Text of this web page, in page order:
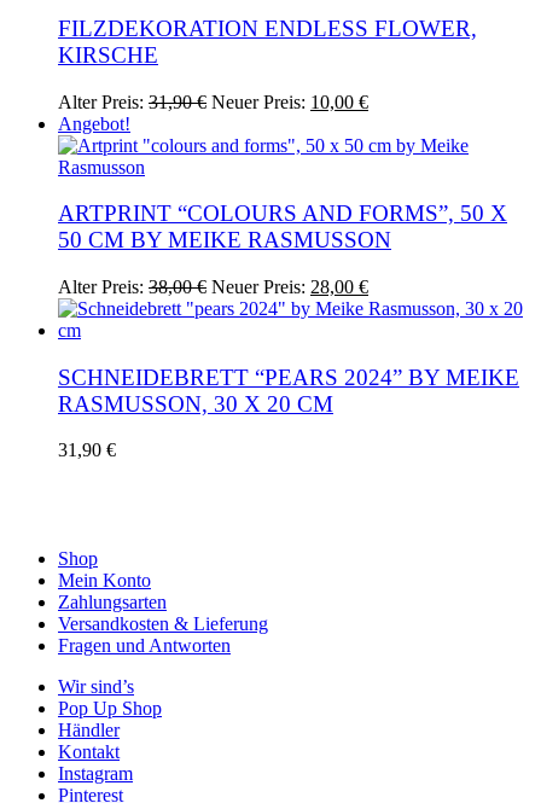
FILZDEKORATION ENDLESS FLOWER,
KIRSCHE
Alter Preis: 31,90€ Ursprünglicher
war:
Neuer Preis: 10,00 €Aktueller
ist:
Angebot!
ARTPRINT “COLOURS AND FORMS”, 50 X
50 CM BY MEIKE RASMUSSON
Alter Preis: 38,00€ Ursprünglicher
Preis
Neuer Preis: 28,00 €Aktueller
Preis
SCHNEIDEBRETT “PEARS 2024” BY MEIKE
RASMUSSON, 30 X 20 CM
31,90 €
Shop
Mein Konto
Zahlungsarten
Versandkosten & Lieferung
Fragen und Antworten
Wir sind’s
Pop Up Shop
Händler
Kontakt
Instagram
Pinterest